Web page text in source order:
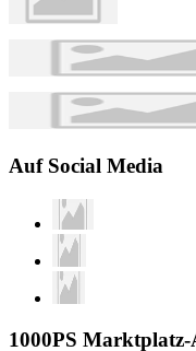
Auf Social Media
1000PS Marktplatz-